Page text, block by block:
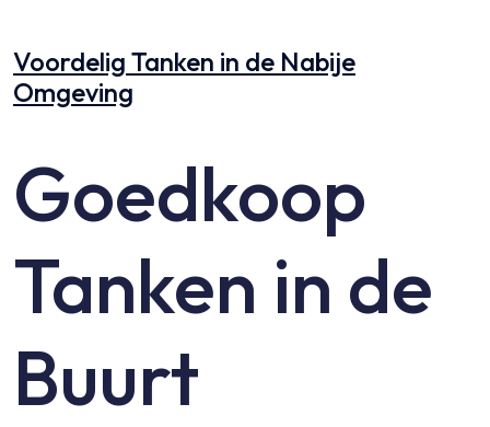
Voordelig Tanken in de Nabije
Omgeving
Goedkoop
Tanken in de
Buurt